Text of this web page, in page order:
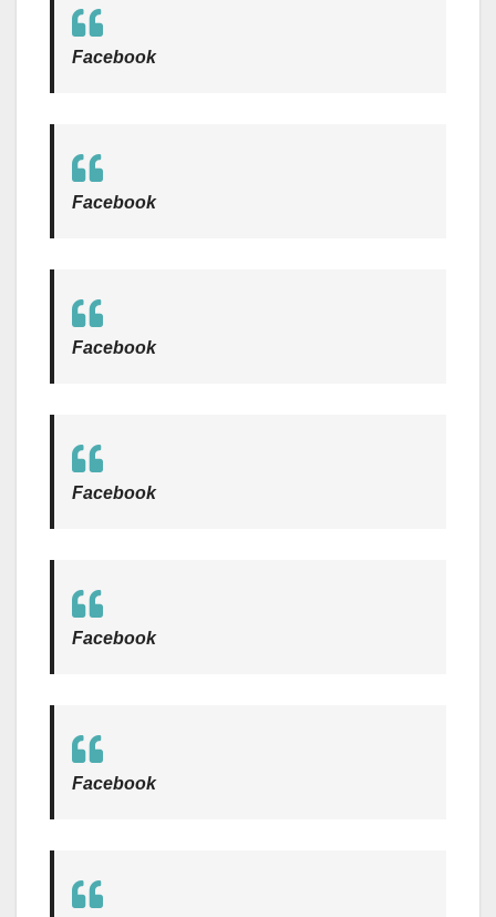
Facebook
Facebook
Facebook
Facebook
Facebook
Facebook